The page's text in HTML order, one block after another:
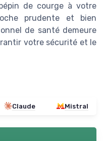
de courge à votre
prudente et bien
de santé demeure
votre sécurité et le
Claude Mistral